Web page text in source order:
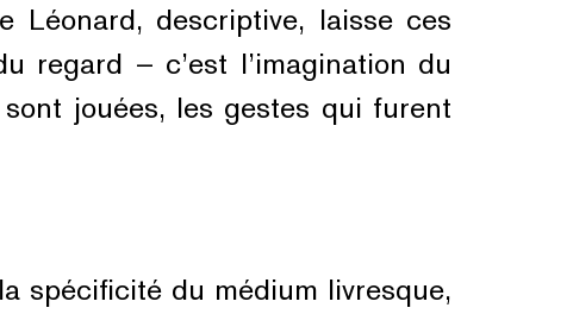
Léonard, descriptive, laisse ces
regard – c’est l’imagination du
jouées, les gestes qui furent
spécificité du médium livresque,